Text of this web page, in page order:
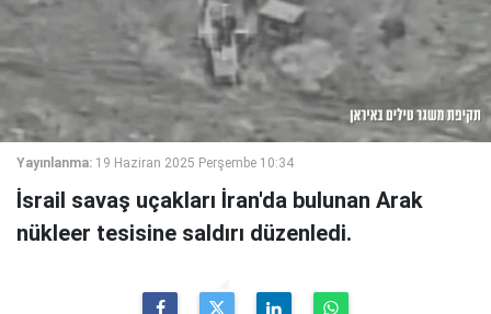
Yayınlanma: 19 Haziran 2025 Perşembe 10:34
İsrail savaş uçakları İran'da bulunan Arak
nükleer tesisine saldırı düzenledi.